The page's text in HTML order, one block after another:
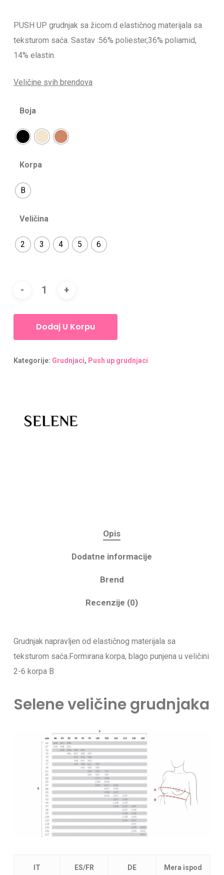
PUSH UP grudnjak sa žicom.d elastičnog materijala sa
teksturom saća. Sastav :56% poliester,36% poliamid,
14% elastin.
Veličine svih brendova
Boja
Korpa
B
Veličina
2 3 4 5 6
Dodaj U Korpu
Kategorije: Grudnjaci, Push up grudnjaci
Opis
Dodatne informacije
Brend
Recenzije (0)
Grudnjak napravljen od elastičnog materijala sa
teksturom saća.Formirana korpa, blago punjena u veličini
2-6 korpa B
Selene veličine grudnjaka
IT ES/FR DE Mera ispod